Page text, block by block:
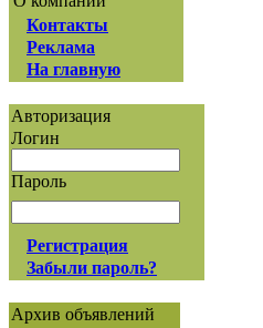
Контакты
Реклама
На главную
Авторизация
Логин
Пароль
Регистрация
Забыли пароль?
Архив объявлений